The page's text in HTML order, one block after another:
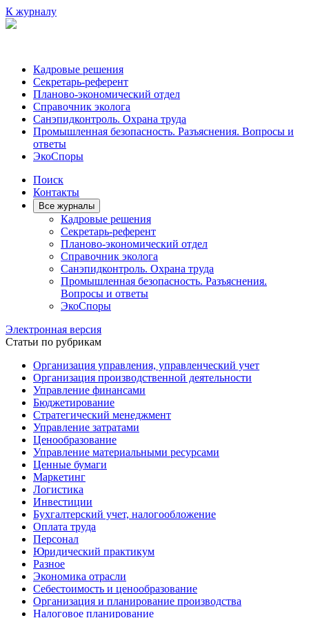
К журналу
Кадровые решения
Секретарь-референт
Планово-экономический отдел
Справочник эколога
Санэпидконтроль. Охрана труда
Промышленная безопасность. Разъяснения. Вопросы и
ответы
ЭкоСпоры
Поиск
Контакты
Все журналы
Кадровые решения
Секретарь-референт
Планово-экономический отдел
Справочник эколога
Санэпидконтроль. Охрана труда
Промышленная безопасность. Разъяснения.
Вопросы и ответы
ЭкоСпоры
Электронная версия
Статьи по рубрикам
Организация управления, управленческий учет
Организация производственной деятельности
Управление финансами
Бюджетирование
Стратегический менеджмент
Управление затратами
Ценообразование
Управление материальными ресурсами
Ценные бумаги
Маркетинг
Логистика
Инвестиции
Бухгалтерский учет, налогообложение
Оплата труда
Персонал
Юридический практикум
Разное
Экономика отрасли
Себестоимость и ценообразование
Организация и планирование производства
Налоговое планирование